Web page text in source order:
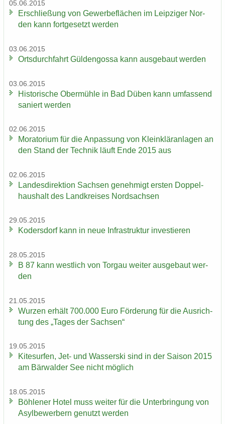
05.06.2015
Er­schlie­ßung von Ge­wer­be­flä­chen im Leip­zi­ger Nor­
den kann fort­ge­setzt wer­den
03.06.2015
Orts­durch­fahrt Gül­den­gos­sa kann aus­ge­baut wer­den
03.06.2015
His­to­ri­sche Ober­müh­le in Bad Düben kann um­fas­send
sa­niert wer­den
02.06.2015
Mo­ra­to­ri­um für die An­pas­sung von Klein­klär­an­la­gen an
den Stand der Tech­nik läuft Ende 2015 aus
02.06.2015
Lan­des­di­rek­ti­on Sach­sen ge­neh­migt ers­ten Dop­pel­
haus­halt des Land­krei­ses Nord­sach­sen
29.05.2015
Ko­ders­dorf kann in neue In­fra­struk­tur in­ves­tie­ren
28.05.2015
B 87 kann west­lich von Tor­gau wei­ter aus­ge­baut wer­
den
21.05.2015
Wur­zen er­hält 700.000 Euro För­de­rung für die Aus­rich­
tung des „Tages der Sach­sen“
19.05.2015
Ki­te­sur­fen, Jet- und Was­ser­ski sind in der Sai­son 2015
am Bär­wal­der See nicht mög­lich
18.05.2015
Böh­le­ner Hotel muss wei­ter für die Un­ter­brin­gung von
Asyl­be­wer­bern ge­nutzt wer­den